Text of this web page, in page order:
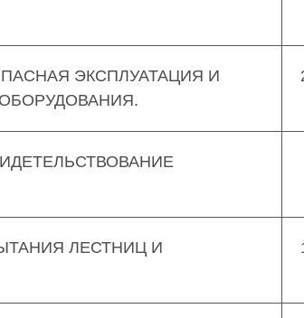
ЭКСПЛУАТАЦИЯ И
ЛЕСТНИЦ И